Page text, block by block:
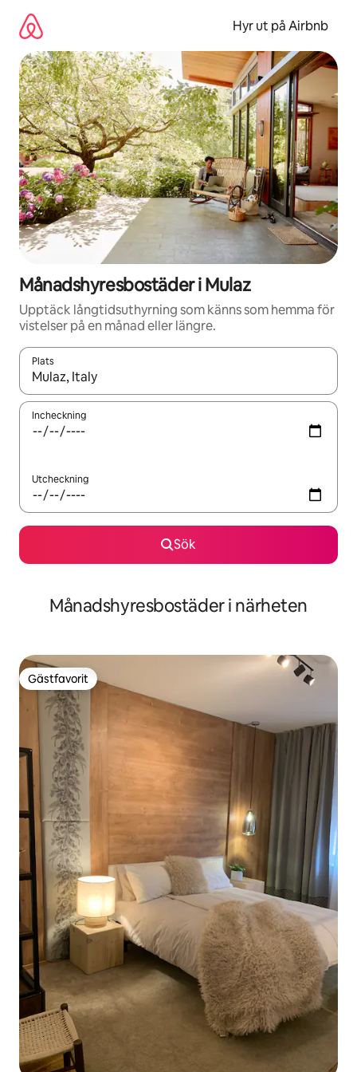
innehåll
Hyr ut på Airbnb
Månadshyresbostäder i Mulaz
Upptäck långtidsuthyrning som känns som hemma för
vistelser på en månad eller längre.
Plats
När resultaten är tillgängliga kan du navigera med upp- och
Incheckning
Utcheckning
Sök
Månadshyresbostäder i närheten
Gästfavorit
Gästfavorit